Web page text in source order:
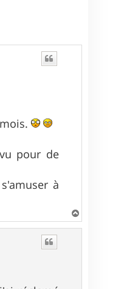
mois.
pour de
à
a